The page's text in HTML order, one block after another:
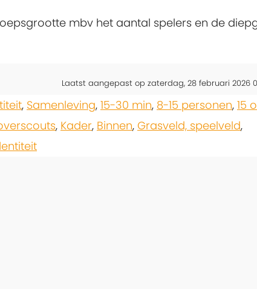
mbv het aantal spelers en de
Laatst aangepast op zaterdag, 28 februari 2026
, Samenleving, 15-30 min, 8-15 personen, 15
, Kader, Binnen, Grasveld, speelveld,